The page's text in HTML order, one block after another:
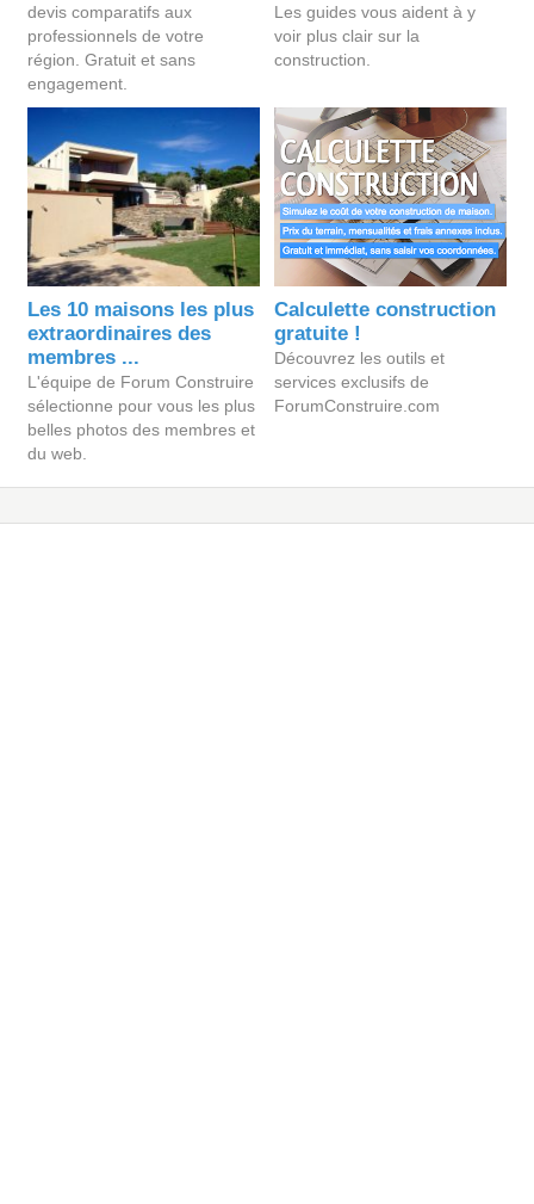
devis comparatifs aux
professionnels de votre
région. Gratuit et sans
engagement.
Les guides vous aident à y
voir plus clair sur la
construction.
Les 10 maisons les plus
extraordinaires des
membres ...
L'équipe de Forum Construire
sélectionne pour vous les plus
belles photos des membres et
du web.
Calculette construction
gratuite !
Découvrez les outils et
services exclusifs de
ForumConstruire.com